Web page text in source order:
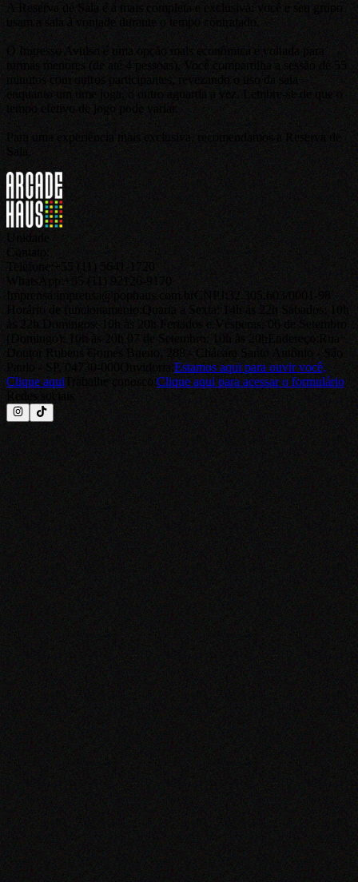
A Reserva de Sala é a mais completa e exclusiva: você e seu grupo
usam a sala à vontade durante o tempo contratado.
O Ingresso Avulso é uma opção mais econômica e voltada para
turmas menores (de até 4 pessoas). Você compartilha a sessão de 55
minutos com outros participantes, revezando o uso da sala –
enquanto um time joga, o outro aguarda a vez. Lembre-se de que o
tempo efetivo de jogo pode variar.
Para uma experiência mais exclusiva, recomendamos a Reserva de
Sala.
Unidade
Contato:
Telefone: +55 (11) 5641-1720
WhatsApp: +55 (11) 92126-9170
Imprensa: imprensa@pophaus.com.br CNPJ:
32.305.603/0001-98
Horário de funcionamento: Quarta a Sexta: 14h às 22h Sábados: 10h
às 22h Domingos: 10h às 20h Feriados e Vésperas: 06 de Setembro
(Domingo): 10h às 20h 07 de Setembro: 10h às 20h Endereço:Rua
Doutor Rubens Gomes Bueno, 288 - Chácara Santo Antônio - São
Paulo - SP, 04730-000 Ouvidoria:Estamos aqui para ouvir você,
Clique aqui Trabalhe conosco:Clique aqui para acessar o formulário
Redes sociais